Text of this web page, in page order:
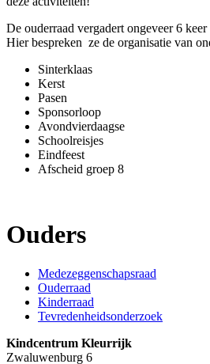
De ouderraad vergadert ongeveer 6
Hier bespreken ze de organisatie van
Sinterklaas
Kerst
Pasen
Sponsorloop
Avondvierdaagse
Schoolreisjes
Eindfeest
Afscheid groep 8
Ouders
Medezeggenschapsraad
Ouderraad
Kinderraad
Tevredenheidsonderzoek
Kindcentrum Kleurrijk
Zwaluwenburg 6